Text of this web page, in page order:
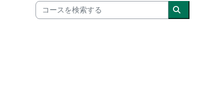
コースを検索する
コースを検索